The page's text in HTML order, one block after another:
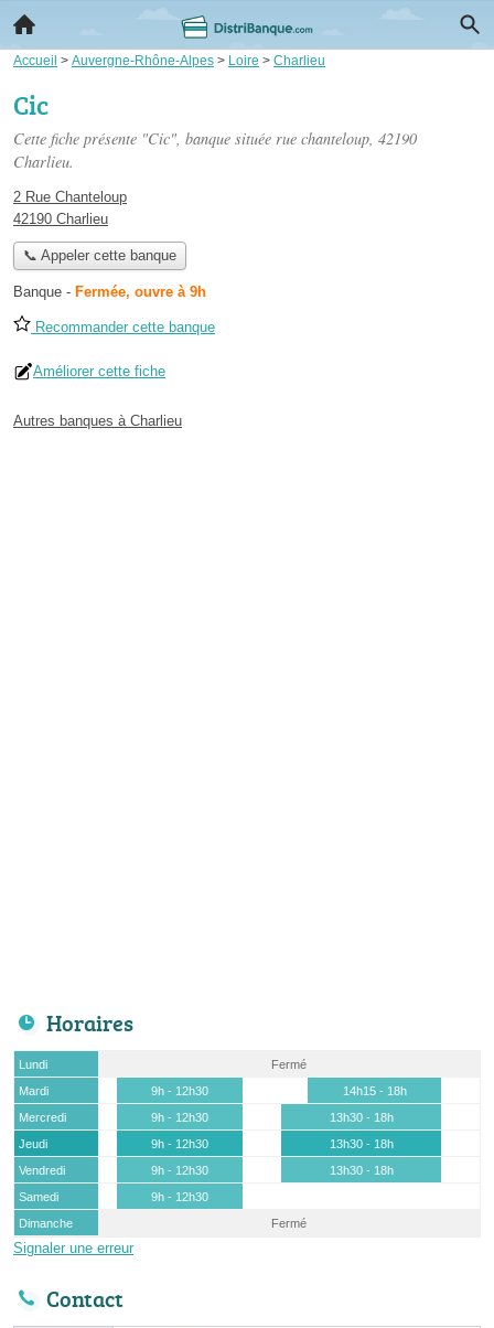
Accueil > Auvergne-Rhône-Alpes > Loire > Charlieu
Cic
Cette fiche présente "Cic", banque située rue chanteloup, 42190
Charlieu.
2 Rue Chanteloup
42190 Charlieu
📞 Appeler cette banque
Banque - Fermée, ouvre à 9h
Recommander cette banque
Améliorer cette fiche
Autres banques à Charlieu
Horaires
Lundi
Fermé
Mardi
9h - 12h30
14h15 - 18h
Mercredi
9h - 12h30
13h30 - 18h
Jeudi
9h - 12h30
13h30 - 18h
Vendredi
9h - 12h30
13h30 - 18h
Samedi
9h - 12h30
Dimanche
Fermé
Signaler une erreur
Contact